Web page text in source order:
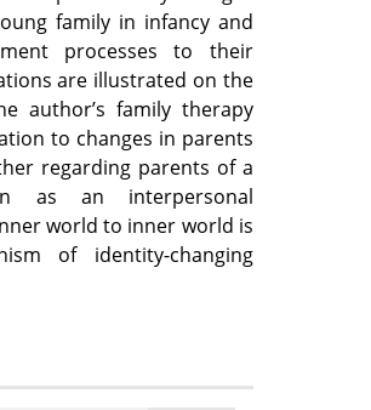
family in infancy and
processes to their
are illustrated on the
author’s family therapy
to changes in parents
regarding parents of a
as an interpersonal
world to inner world is
of identity-changing